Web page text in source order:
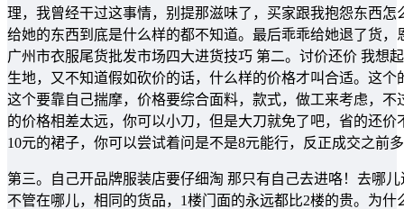
理，我曾经干过这事情，别提那滋味了，买家跟我抱怨东西
给她的东西到底是什么样的都不知道。最后乖乖给她退了货
广州市衣服尾货批发市场四大进货技巧 第二。讨价还价 我想
生地，又不知道假如砍价的话，什么样的价格才叫合适。这
这个要靠自己揣摩，价格要综合面料，款式，做工来考虑，
的价格相差太远，你可以小刀，但是大刀就免了吧，省的还
10元的裙子，你可以尝试着问是不是8元能行，反正成交之前
第三。自己开品牌服装店要仔细淘 那只有自己去进咯！去哪
不管在哪儿，相同的货品，1楼门面的永远都比2楼的贵。为